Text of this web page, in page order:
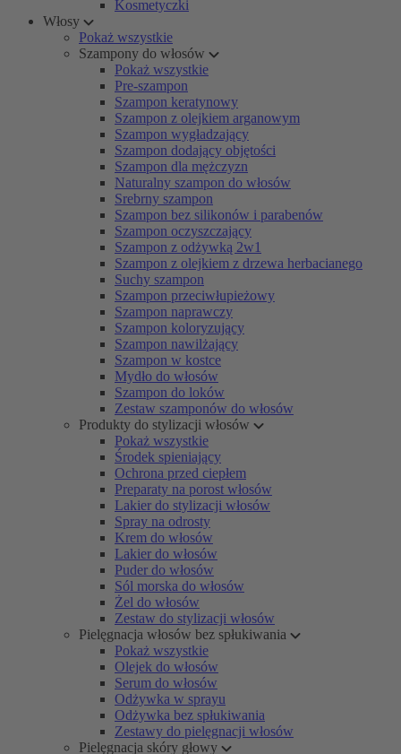
Kosmetyczki
Włosy
Pokaż wszystkie
Szampony do włosów
Pokaż wszystkie
Pre-szampon
Szampon keratynowy
Szampon z olejkiem arganowym
Szampon wygładzający
Szampon dodający objętości
Szampon dla mężczyzn
Naturalny szampon do włosów
Srebrny szampon
Szampon bez silikonów i parabenów
Szampon oczyszczający
Szampon z odżywką 2w1
Szampon z olejkiem z drzewa herbacianego
Suchy szampon
Szampon przeciwłupieżowy
Szampon naprawczy
Szampon koloryzujący
Szampon nawilżający
Szampon w kostce
Mydło do włosów
Szampon do loków
Zestaw szamponów do włosów
Produkty do stylizacji włosów
Pokaż wszystkie
Środek spieniający
Ochrona przed ciepłem
Preparaty na porost włosów
Lakier do stylizacji włosów
Spray na odrosty
Krem do włosów
Lakier do włosów
Puder do włosów
Sól morska do włosów
Żel do włosów
Zestaw do stylizacji włosów
Pielęgnacja włosów bez spłukiwania
Pokaż wszystkie
Olejek do włosów
Serum do włosów
Odżywka w sprayu
Odżywka bez spłukiwania
Zestawy do pielęgnacji włosów
Pielęgnacja skóry głowy